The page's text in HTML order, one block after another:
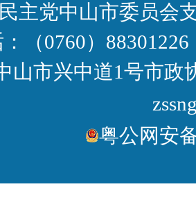
主党中山市委员
（0760）
山市兴中道1号市政
粤公网安